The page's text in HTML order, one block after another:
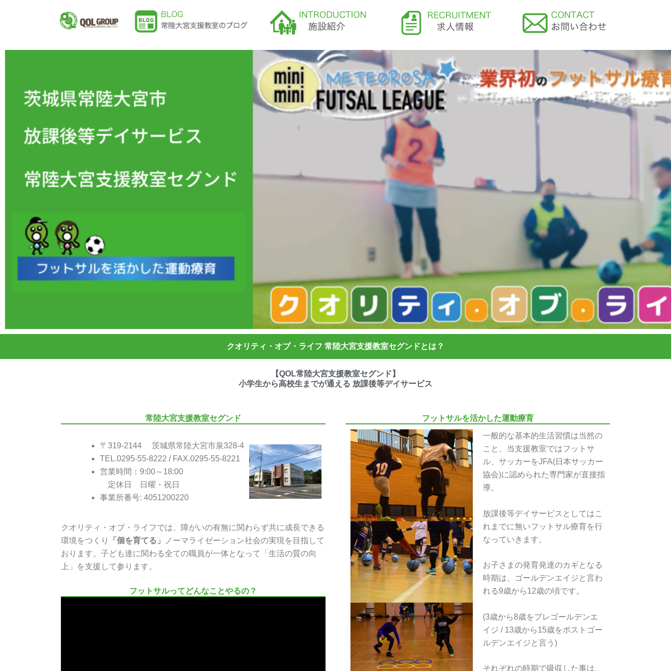
クオリティ・オブ・ライフ 常陸大宮支援教室セグンドとは？
【QOL常陸大宮支援教室セグンド】
小学生から高校生までが通える 放課後等デイサービス
常陸大宮支援教室セグンド
〒319-2144 茨城県常陸大宮市泉328-4
TEL.0295-55-8222 / FAX.0295-55-8221
営業時間：9:00～18:00
定休日 日曜・祝日
事業所番号: 4051200220
クオリティ・オブ・ライフでは、障がいの有無に関わらず共に成長できる
環境をつくり
「個を育てる」
ノーマライゼーション社会の実現を目指して
おります。子ども達に関わる全ての職員が一体となって「生活の質の向
上」を支援して参ります。
フットサルってどんなことやるの？
フットサルを活かした運動療育
一般的な基本的生活習慣は当然の
こと、当支援教室ではフットサ
ル、サッカーをJFA(日本サッカー
協会)に認められた専門家が直接指
導。
放課後等デイサービスとしてはこ
れまでに無いフットサル療育を行
なっていきます。
お子さまの発育発達のカギとなる
時期は、ゴールデンエイジと言わ
れる9歳から12歳の頃です。
(3歳から8歳をプレゴールデンエ
イジ / 13歳から15歳をポストゴー
ルデンエイジと言う)
それぞれの時期で吸収した事は、